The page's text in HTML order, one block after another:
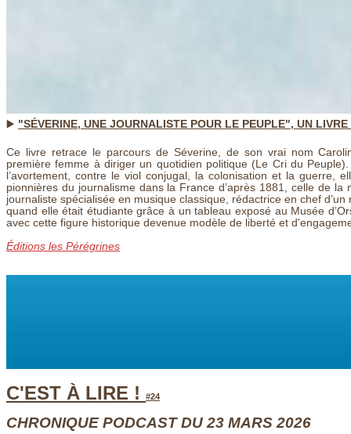
▶️ "SÉVERINE, UNE JOURNALISTE POUR LE PEUPLE", UN LIVRE
Ce livre retrace le parcours de Séverine, de son vrai nom
première femme à diriger un quotidien politique (Le Cri du
l’avortement, contre le viol conjugal, la colonisation et la guerre,
pionnières du journalisme dans la France d’après 1881, celle de
journaliste spécialisée en musique classique, rédactrice en chef
quand elle était étudiante grâce à un tableau exposé au Musée
avec cette figure historique devenue modèle de liberté et
Éditions les Pérégrines
C'EST À LIRE ! #24
CHRONIQUE PODCAST DU 23 MARS 2026